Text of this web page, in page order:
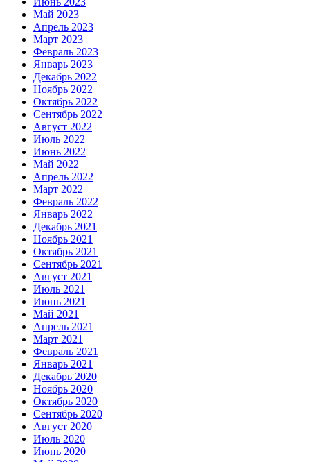
Май 2023
Апрель 2023
Март 2023
Февраль 2023
Январь 2023
Декабрь 2022
Ноябрь 2022
Октябрь 2022
Сентябрь 2022
Август 2022
Июль 2022
Июнь 2022
Май 2022
Апрель 2022
Март 2022
Февраль 2022
Январь 2022
Декабрь 2021
Ноябрь 2021
Октябрь 2021
Сентябрь 2021
Август 2021
Июль 2021
Июнь 2021
Май 2021
Апрель 2021
Март 2021
Февраль 2021
Январь 2021
Декабрь 2020
Ноябрь 2020
Октябрь 2020
Сентябрь 2020
Август 2020
Июль 2020
Июнь 2020